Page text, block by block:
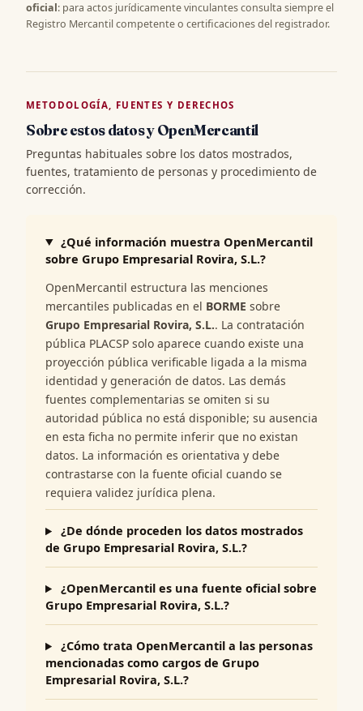
oficial: para actos jurídicamente vinculantes consulta siempre el
Registro Mercantil competente o certificaciones del registrador.
METODOLOGÍA, FUENTES Y DERECHOS
Sobre estos datos y OpenMercantil
Preguntas habituales sobre los datos mostrados,
fuentes, tratamiento de personas y procedimiento de
corrección.
¿Qué información muestra OpenMercantil
sobre Grupo Empresarial Rovira, S.L.?
OpenMercantil estructura las menciones
mercantiles publicadas en el BORME sobre
Grupo Empresarial Rovira, S.L.. La contratación
pública PLACSP solo aparece cuando existe una
proyección pública verificable ligada a la misma
identidad y generación de datos. Las demás
fuentes complementarias se omiten si su
autoridad pública no está disponible; su ausencia
en esta ficha no permite inferir que no existan
datos. La información es orientativa y debe
contrastarse con la fuente oficial cuando se
requiera validez jurídica plena.
¿De dónde proceden los datos mostrados
de Grupo Empresarial Rovira, S.L.?
¿OpenMercantil es una fuente oficial sobre
Grupo Empresarial Rovira, S.L.?
¿Cómo trata OpenMercantil a las personas
mencionadas como cargos de Grupo
Empresarial Rovira, S.L.?